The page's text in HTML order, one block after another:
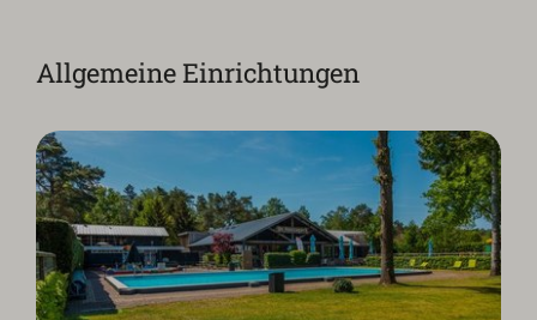
Allgemeine Einrichtungen